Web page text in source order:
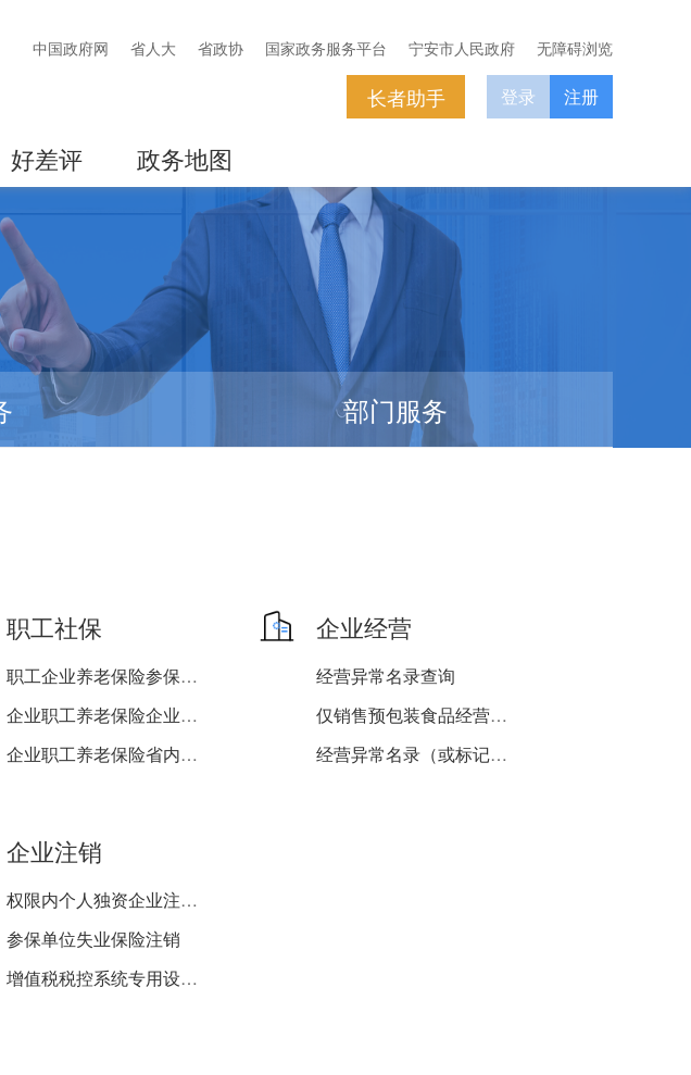
中国政府网 省人大 省政协 国家政务服务平台 宁安市人民政府 无障碍浏览
好差评 政务地图
登录 注册
长者助手
部门服务
职工社保
职工企业养老保险参保登记
企业职工养老保险企业职工...
企业职工养老保险省内跨机...
企业经营
经营异常名录查询
仅销售预包装食品经营者备...
经营异常名录（或标记为经...
企业注销
权限内个人独资企业注销登...
参保单位失业保险注销
增值税税控系统专用设备注...